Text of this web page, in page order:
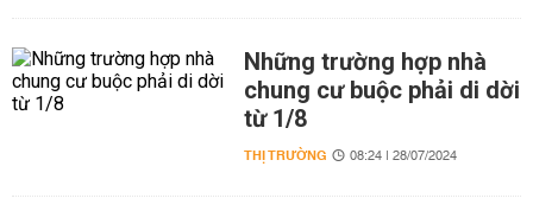
Những trường hợp nhà
chung cư buộc phải di dời
từ 1/8
THỊ TRƯỜNG 08:24 | 28/07/2024